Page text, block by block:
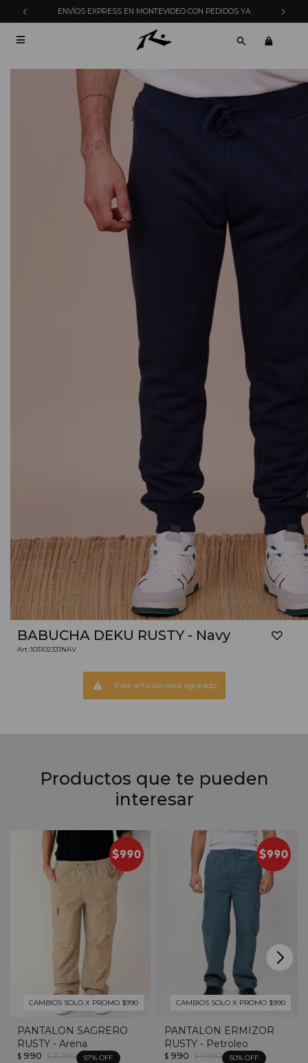
ENVÍOS EXPRESS EN MONTEVIDEO CON PEDIDOS YA

BABUCHA DEKU RUSTY - Navy
103102331NAV
Este artículo está agotado.
Productos que te pueden
interesar
CAMBIOS SOLO X PROMO $990
PANTALON SAGRERO
RUSTY - Arena
$ 990 $ 2.290 57
CAMBIOS SOLO X PROMO $990
PANTALON ERMIZOR
RUSTY - Petroleo
$ 990 $ 1.990 50